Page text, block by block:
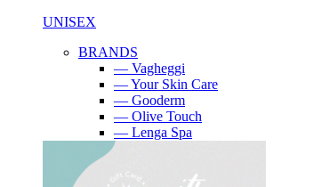
UNISEX
BRANDS
— Vagheggi
— Your Skin Care
— Gooderm
— Olive Touch
— Lenga Spa